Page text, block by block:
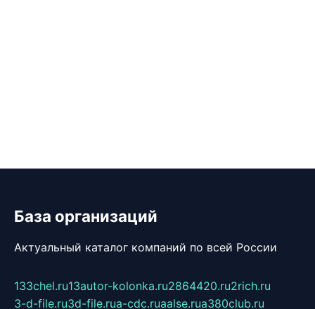
База организаций
Актуальный каталог компаний по всей России
133chel.ru13autor-kolonka.ru2864420.ru2rich.ru
3-d-file.ru3d-file.rua-cdc.ruaalse.rua380club.ru